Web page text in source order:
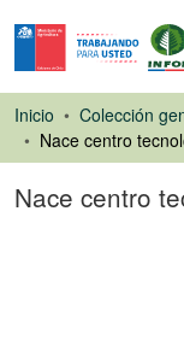
Inicio Colección
Nace centro